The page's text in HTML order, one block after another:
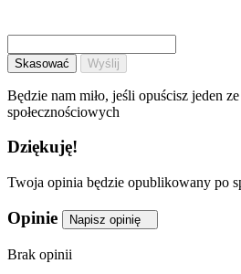
Skasować Wyślij
Będzie nam miło, jeśli opuścisz jeden
społecznościowych
Dziękuję!
Twoja opinia będzie opublikowany po
Opinie Napisz opinię
Brak opinii